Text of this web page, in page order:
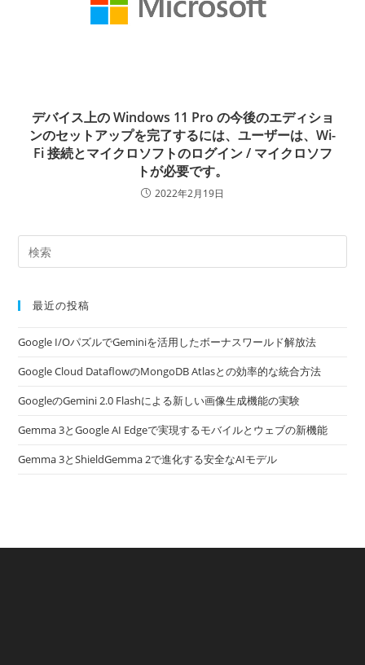
デバイス上の Windows 11 Pro の今後のエディショ
ンのセットアップを完了するには、ユーザーは、Wi-
Fi 接続とマイクロソフトのログイン / マイクロソフ
トが必要です。
2022年2月19日
最近の投稿
Google I/OパズルでGeminiを活用したボーナスワールド解放法
Google Cloud DataflowのMongoDB Atlasとの効率的な統合方法
GoogleのGemini 2.0 Flashによる新しい画像生成機能の実験
Gemma 3とGoogle AI Edgeで実現するモバイルとウェブの新機能
Gemma 3とShieldGemma 2で進化する安全なAIモデル